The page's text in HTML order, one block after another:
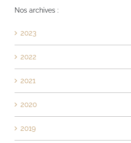
Nos archives :
2023
2022
2021
2020
2019